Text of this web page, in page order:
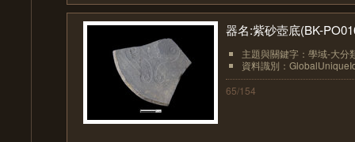
器名:紫砂壺底(BK-
主題與關鍵字：學域-大分
資料識別：
65/154